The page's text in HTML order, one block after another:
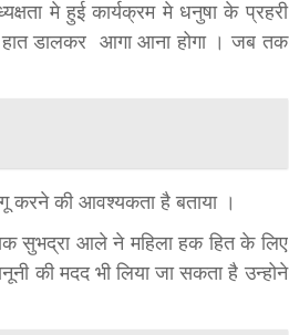
मे हुई कार्यक्रम मे धनुषा के प्रहरी
हात डालकर आगा आना होगा । जब तक
करने की आवश्यकता है बताया ।
सुभद्रा आले ने महिला हक हित के लिए
की मदद भी लिया जा सकता है उन्होने